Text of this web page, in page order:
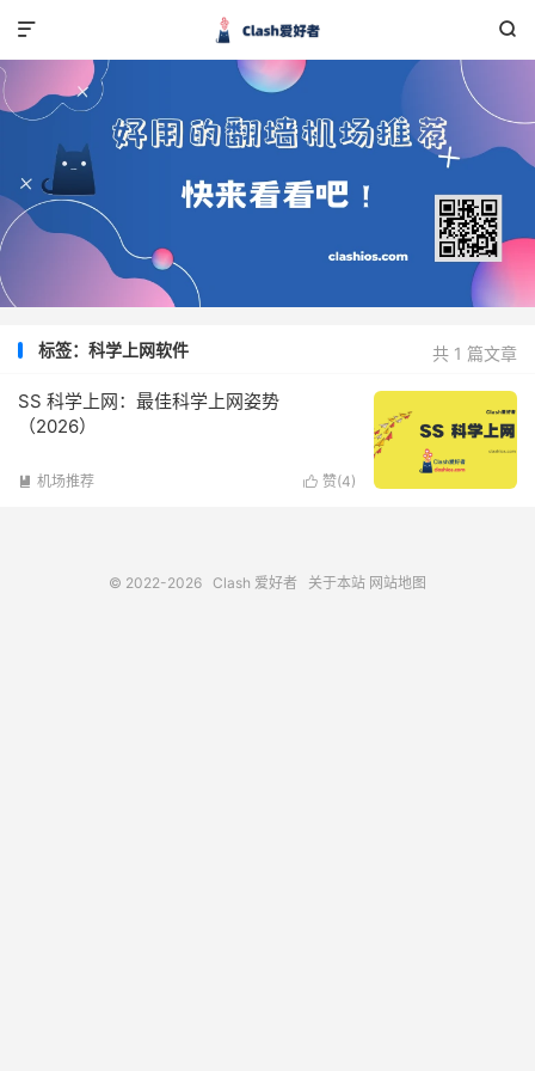


共 1 篇文章
标签：科学上网软件
SS 科学上网：最佳科学上网姿势
（2026）
 赞(4)
 机场推荐
© 2022-2026 Clash 爱好者 关于本站 网站地图